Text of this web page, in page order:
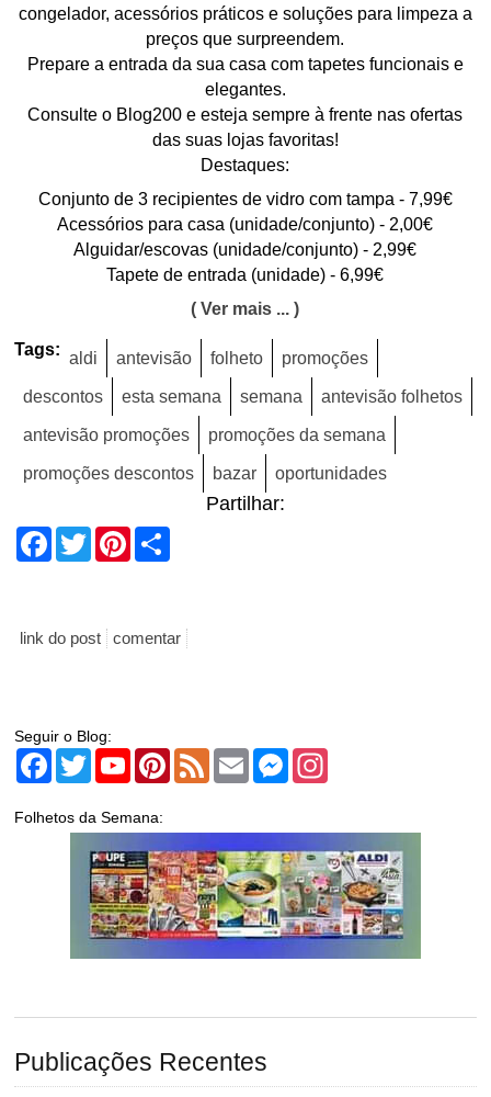
congelador, acessórios práticos e soluções para limpeza a
preços que surpreendem.
Prepare a entrada da sua casa com tapetes funcionais e
elegantes.
Consulte o Blog200 e esteja sempre à frente nas ofertas
das suas lojas favoritas!
Destaques:
Conjunto de 3 recipientes de vidro com tampa - 7,99€
Acessórios para casa (unidade/conjunto) - 2,00€
Alguidar/escovas (unidade/conjunto) - 2,99€
Tapete de entrada (unidade) - 6,99€
( Ver mais ... )
Tags: aldi antevisão folheto promoções
descontos esta semana semana antevisão folhetos
antevisão promoções promoções da semana
promoções descontos bazar oportunidades
Partilhar:
Facebook
TwitterPinterest
link do post comentar
Seguir o Blog:
Facebook
TwitterYouTubePinterest
Feed Email Messenger
Folhetos da Semana:
Publicações Recentes